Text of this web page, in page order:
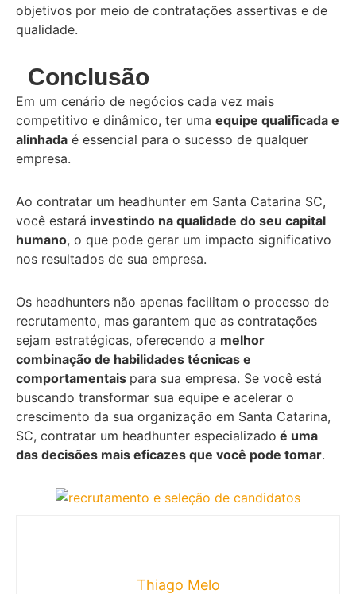
objetivos por meio de contratações assertivas e de
qualidade.
Conclusão
Em um cenário de negócios cada vez mais
competitivo e dinâmico, ter uma equipe qualificada e
alinhada é essencial para o sucesso de qualquer
empresa.
Ao contratar um headhunter em Santa Catarina SC,
você estará investindo na qualidade do seu capital
humano, o que pode gerar um impacto significativo
nos resultados de sua empresa.
Os headhunters não apenas facilitam o processo de
recrutamento, mas garantem que as contratações
sejam estratégicas, oferecendo a melhor
combinação de habilidades técnicas e
comportamentais para sua empresa. Se você está
buscando transformar sua equipe e acelerar o
crescimento da sua organização em Santa Catarina,
SC, contratar um headhunter especializado é uma
das decisões mais eficazes que você pode tomar.
Thiago Melo